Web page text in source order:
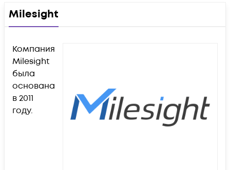
Milesight
Компания
Milesight
была
основана
в 2011
году.